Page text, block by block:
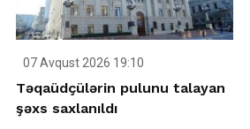
07 Avqust 2026 19:10
Təqaüdçülərin pulunu talayan
şəxs saxlanıldı